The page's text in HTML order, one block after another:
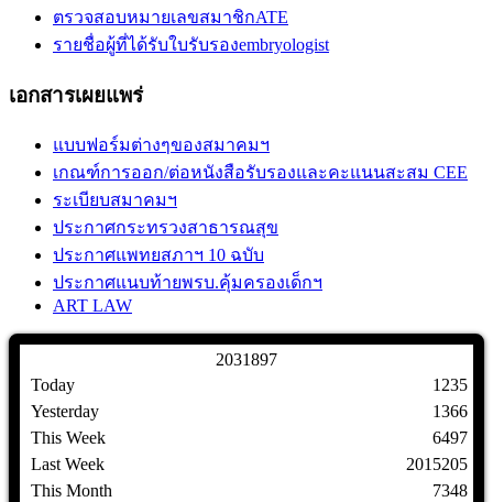
ตรวจสอบหมายเลขสมาชิกATE
รายชื่อผู้ที่ได้รับใบรับรองembryologist
เอกสารเผยแพร่
แบบฟอร์มต่างๆของสมาคมฯ
เกณฑ์การออก/ต่อหนังสือรับรองและคะแนนสะสม CEE
ระเบียบสมาคมฯ
ประกาศกระทรวงสาธารณสุข
ประกาศแพทยสภาฯ 10 ฉบับ
ประกาศแนบท้ายพรบ.คุ้มครองเด็กฯ
ART LAW
2031897
Today
Yesterday
This Week
Last Week
This Month
1235
1366
6497
2015205
7348